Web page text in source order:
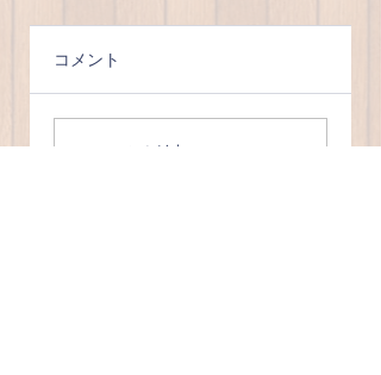
微笑ましい10代＆
イ
コメント
コメントを追加…